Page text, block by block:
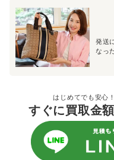
発送
なっ
はじめてでも安心
すぐに買取金